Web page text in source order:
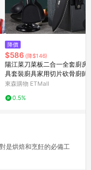
降價
$586 (降$146)
陽江菜刀菜板二合一全套廚房刀
具套裝廚具家用切片砍骨廚師刀
組合
東森購物 ETMall
0.5%
是烘焙和烹飪的必備工